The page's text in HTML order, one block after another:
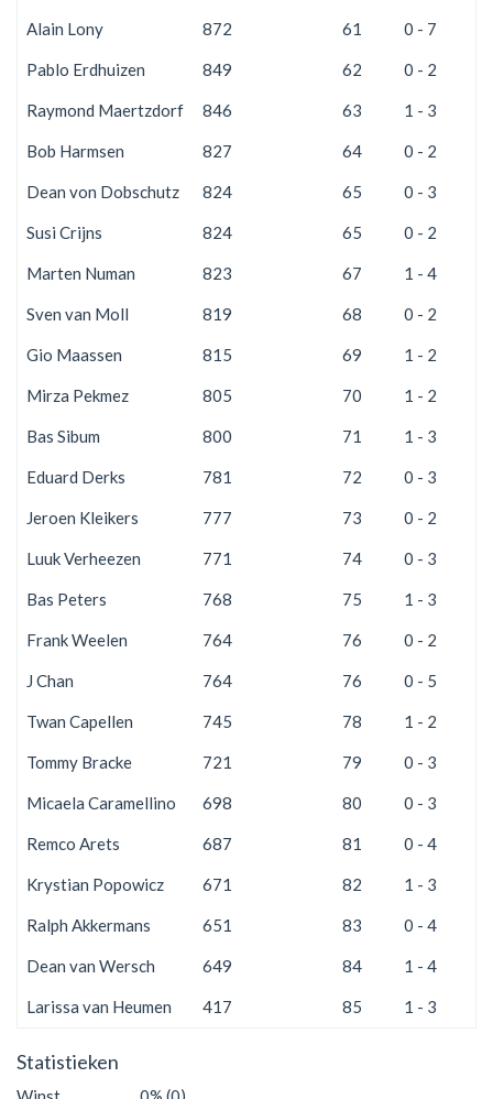
Alain Lony 872 61 0 - 7
Pablo Erdhuizen 849 62 0 - 2
Raymond Maertzdorf 846 63 1 - 3
Bob Harmsen 827 64 0 - 2
Dean von Dobschutz 824 65 0 - 3
Susi Crijns 824 65 0 - 2
Marten Numan 823 67 1 - 4
Sven van Moll 819 68 0 - 2
Gio Maassen 815 69 1 - 2
Mirza Pekmez 805 70 1 - 2
Bas Sibum 800 71 1 - 3
Eduard Derks 781 72 0 - 3
Jeroen Kleikers 777 73 0 - 2
Luuk Verheezen 771 74 0 - 3
Bas Peters 768 75 1 - 3
Frank Weelen 764 76 0 - 2
J Chan 764 76 0 - 5
Twan Capellen 745 78 1 - 2
Tommy Bracke 721 79 0 - 3
Micaela Caramellino 698 80 0 - 3
Remco Arets 687 81 0 - 4
Krystian Popowicz 671 82 1 - 3
Ralph Akkermans 651 83 0 - 4
Dean van Wersch 649 84 1 - 4
Larissa van Heumen 417 85 1 - 3
Statistieken